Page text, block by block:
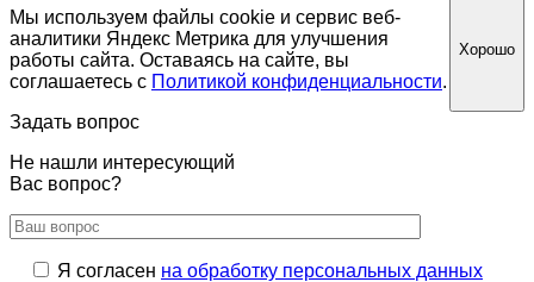
Мы используем файлы cookie и сервис веб-
аналитики Яндекс Метрика для улучшения
работы сайта. Оставаясь на сайте, вы
соглашаетесь с Политикой конфиденциальности.
Хорошо
Задать вопрос
Не нашли интересующий
Вас вопрос?
Я согласен на обработку персональных данных